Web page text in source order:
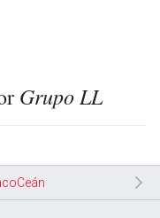
Grupo LL